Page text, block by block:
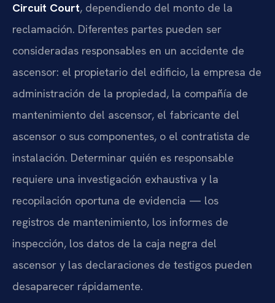
Circuit Court, dependiendo del monto de la
reclamación. Diferentes partes pueden ser
consideradas responsables en un accidente de
ascensor: el propietario del edificio, la empresa de
administración de la propiedad, la compañía de
mantenimiento del ascensor, el fabricante del
ascensor o sus componentes, o el contratista de
instalación. Determinar quién es responsable
requiere una investigación exhaustiva y la
recopilación oportuna de evidencia — los
registros de mantenimiento, los informes de
inspección, los datos de la caja negra del
ascensor y las declaraciones de testigos pueden
desaparecer rápidamente.